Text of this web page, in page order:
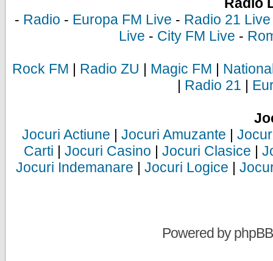
- Radio - Europa FM Live - Radio 21 Live
Live - City FM Live -
Rock FM | Radio ZU | Magic FM |
| Radio 21 |
Jocuri Actiune | Jocuri Amuzante |
Carti | Jocuri Casino | Jocuri Clasice |
Jocuri Indemanare | Jocuri Logice |
Powered byphpBB